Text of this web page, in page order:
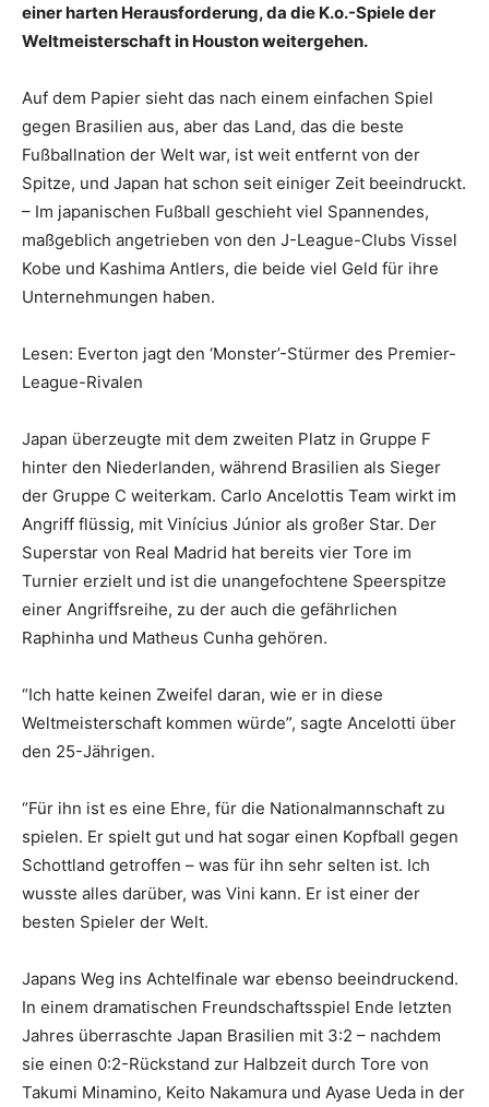
einer harten Herausforderung, da die K.o.-Spiele der
Weltmeisterschaft in Houston weitergehen.
Auf dem Papier sieht das nach einem einfachen Spiel
gegen Brasilien aus, aber das Land, das die beste
Fußballnation der Welt war, ist weit entfernt von der
Spitze, und Japan hat schon seit einiger Zeit beeindruckt.
– Im japanischen Fußball geschieht viel Spannendes,
maßgeblich angetrieben von den J-League-Clubs Vissel
Kobe und Kashima Antlers, die beide viel Geld für ihre
Unternehmungen haben.
Lesen: Everton jagt den ‘Monster’-Stürmer des Premier-
League-Rivalen
Japan überzeugte mit dem zweiten Platz in Gruppe F
hinter den Niederlanden, während Brasilien als Sieger
der Gruppe C weiterkam. Carlo Ancelottis Team wirkt im
Angriff flüssig, mit Vinícius Júnior als großer Star. Der
Superstar von Real Madrid hat bereits vier Tore im
Turnier erzielt und ist die unangefochtene Speerspitze
einer Angriffsreihe, zu der auch die gefährlichen
Raphinha und Matheus Cunha gehören.
“Ich hatte keinen Zweifel daran, wie er in diese
Weltmeisterschaft kommen würde”, sagte Ancelotti über
den 25-Jährigen.
“Für ihn ist es eine Ehre, für die Nationalmannschaft zu
spielen. Er spielt gut und hat sogar einen Kopfball gegen
Schottland getroffen – was für ihn sehr selten ist. Ich
wusste alles darüber, was Vini kann. Er ist einer der
besten Spieler der Welt.
Japans Weg ins Achtelfinale war ebenso beeindruckend.
In einem dramatischen Freundschaftsspiel Ende letzten
Jahres überraschte Japan Brasilien mit 3:2 – nachdem
sie einen 0:2-Rückstand zur Halbzeit durch Tore von
Takumi Minamino, Keito Nakamura und Ayase Ueda in der